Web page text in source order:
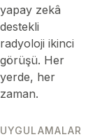
yapay zekâ
destekli
radyoloji ikinci
görüşü. Her
yerde, her
zaman.
UYGULAMALAR